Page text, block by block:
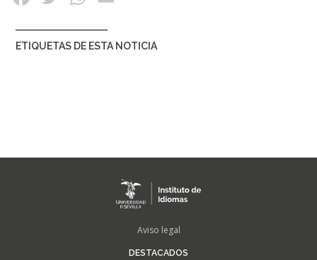
ETIQUETAS DE ESTA NOTICIA
Aviso legal
DESTACADOS